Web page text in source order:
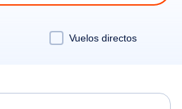
Vuelos directos